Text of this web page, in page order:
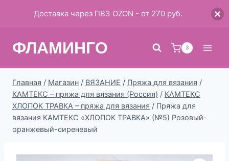
ФЛАМИНГО 3
Главная / Магазин / ВЯЗАНИЕ / Пряжа для вязания /
КАМТЕКС – пряжа для вязания (Россия) / КАМТЕКС
ХЛОПОК ТРАВКА – пряжа для вязания / Пряжа для
вязания КАМТЕКС «ХЛОПОК ТРАВКА» (№5) Розовый-
оранжевый-сиреневый
Доставка через ПВЗ OZON - от 270 руб.